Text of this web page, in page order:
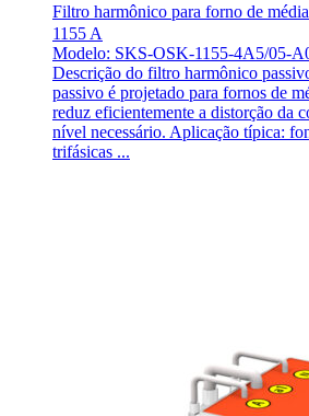
Filtro harmônico para forno de
1155 A
Modelo: SKS-OSK-1155-4A5/05-
Descrição do filtro harmônico
passivo é projetado para fornos de
reduz eficientemente a distorção da
nível necessário. Aplicação típica:
trifásicas ...